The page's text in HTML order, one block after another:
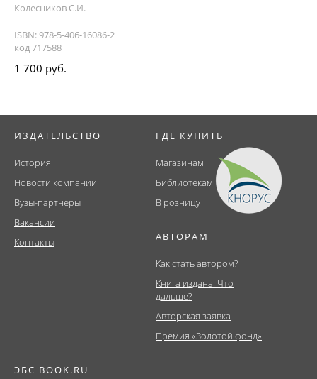
Колесников С.И.
ISBN: 978-5-406-16086-2
код 717588
1 700 руб.
ИЗДАТЕЛЬСТВО
История
Новости компании
Вузы-партнеры
Вакансии
Контакты
ГДЕ КУПИТЬ
Магазинам
Библиотекам
В розницу
АВТОРАМ
Как стать автором?
Книга издана. Что
дальше?
Авторская заявка
Премия «Золотой фонд»
ЭБС BOOK.RU